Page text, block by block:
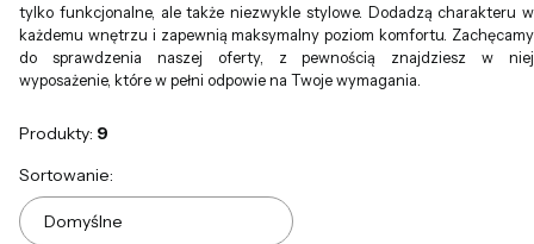
tylko funkcjonalne, ale także niezwykle stylowe. Dodadzą charakteru w
każdemu wnętrzu i zapewnią maksymalny poziom komfortu. Zachęcamy
do sprawdzenia naszej oferty, z pewnością znajdziesz w niej
wyposażenie, które w pełni odpowie na Twoje wymagania.
Produkty: 9
Lista produktów
Sortowanie:
Domyślne